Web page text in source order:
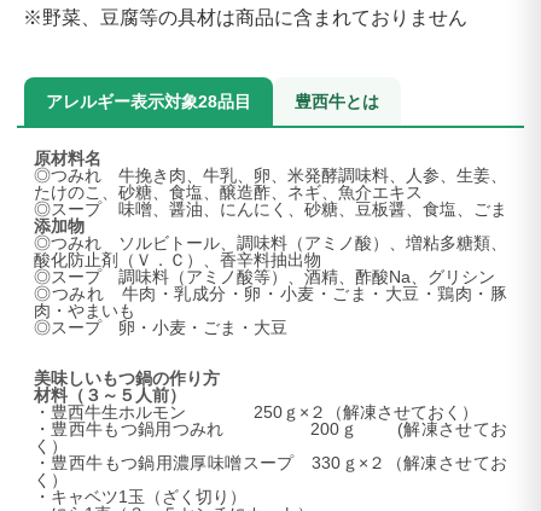
※野菜、豆腐等の具材は商品に含まれておりません
アレルギー表示対象28品目 豊西牛とは
原材料名
◎つみれ 牛挽き肉、牛乳、卵、米発酵調味料、人参、生姜、
たけのこ、砂糖、食塩、醸造酢、ネギ、魚介エキス
◎スープ 味噌、醤油、にんにく、砂糖、豆板醤、食塩、ごま
添加物
◎つみれ ソルビトール、調味料（アミノ酸）、増粘多糖類、
酸化防止剤（Ｖ．Ｃ）、香辛料抽出物
◎スープ 調味料（アミノ酸等）、酒精、酢酸Na、グリシン
◎つみれ 牛肉・乳成分・卵・小麦・ごま・大豆・鶏肉・豚
肉・やまいも
◎スープ 卵・小麦・ごま・大豆
美味しいもつ鍋の作り方
材料（３～５人前）
・豊西牛生ホルモン 250ｇ×２（解凍させておく）
・豊西牛もつ鍋用つみれ 200ｇ (解凍させてお
く）
・豊西牛もつ鍋用濃厚味噌スープ 330ｇ×２（解凍させてお
く）
・キャベツ1玉（ざく切り）